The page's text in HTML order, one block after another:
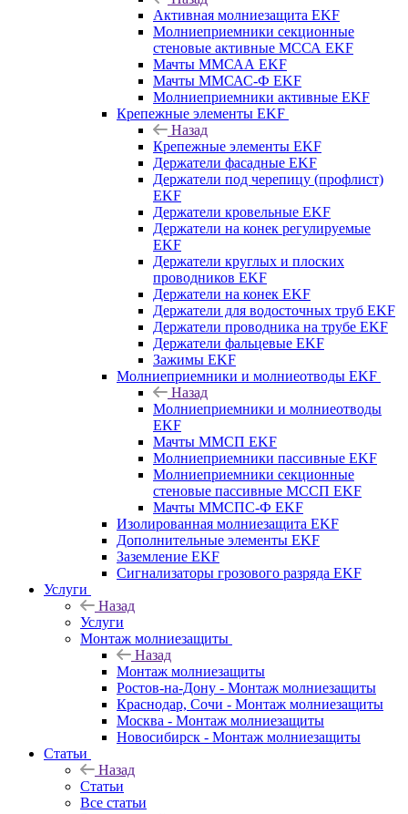
Активная молниезащита EKF
Молниеприемники секционные
стеновые активные МССА EKF
Мачты ММСАА EKF
Мачты ММСАС-Ф EKF
Молниеприемники активные EKF
Крепежные элементы EKF
Назад
Крепежные элементы EKF
Держатели фасадные EKF
Держатели под черепицу (профлист)
EKF
Держатели кровельные EKF
Держатели на конек регулируемые
EKF
Держатели круглых и плоских
проводников EKF
Держатели на конек EKF
Держатели для водосточных труб EKF
Держатели проводника на трубе EKF
Держатели фальцевые EKF
Зажимы EKF
Молниеприемники и молниеотводы EKF
Назад
Молниеприемники и молниеотводы
EKF
Мачты ММСП EKF
Молниеприемники пассивные EKF
Молниеприемники секционные
стеновые пассивные МССП EKF
Мачты ММСПС-Ф EKF
Изолированная молниезащита EKF
Дополнительные элементы EKF
Заземление EKF
Сигнализаторы грозового разряда EKF
Услуги
Назад
Услуги
Монтаж молниезащиты
Назад
Монтаж молниезащиты
Ростов-на-Дону - Монтаж молниезащиты
Краснодар, Сочи - Монтаж молниезащиты
Москва - Монтаж молниезащиты
Новосибирск - Монтаж молниезащиты
Статьи
Назад
Статьи
Все статьи